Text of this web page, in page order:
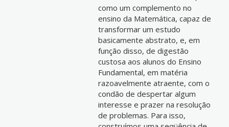
como um complemento no
ensino da Matemática, capaz de
transformar um estudo
basicamente abstrato, e, em
função disso, de digestão
custosa aos alunos do Ensino
Fundamental, em matéria
razoavelmente atraente, com o
condão de despertar algum
interesse e prazer na resolução
de problemas. Para isso,